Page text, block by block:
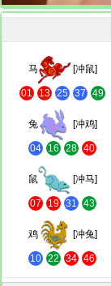
马 [冲鼠]
01 13 25 37 49
兔 [冲鸡]
04 16 28 40
鼠 [冲马]
07 19 31 43
鸡 [冲兔]
10 22 34 46